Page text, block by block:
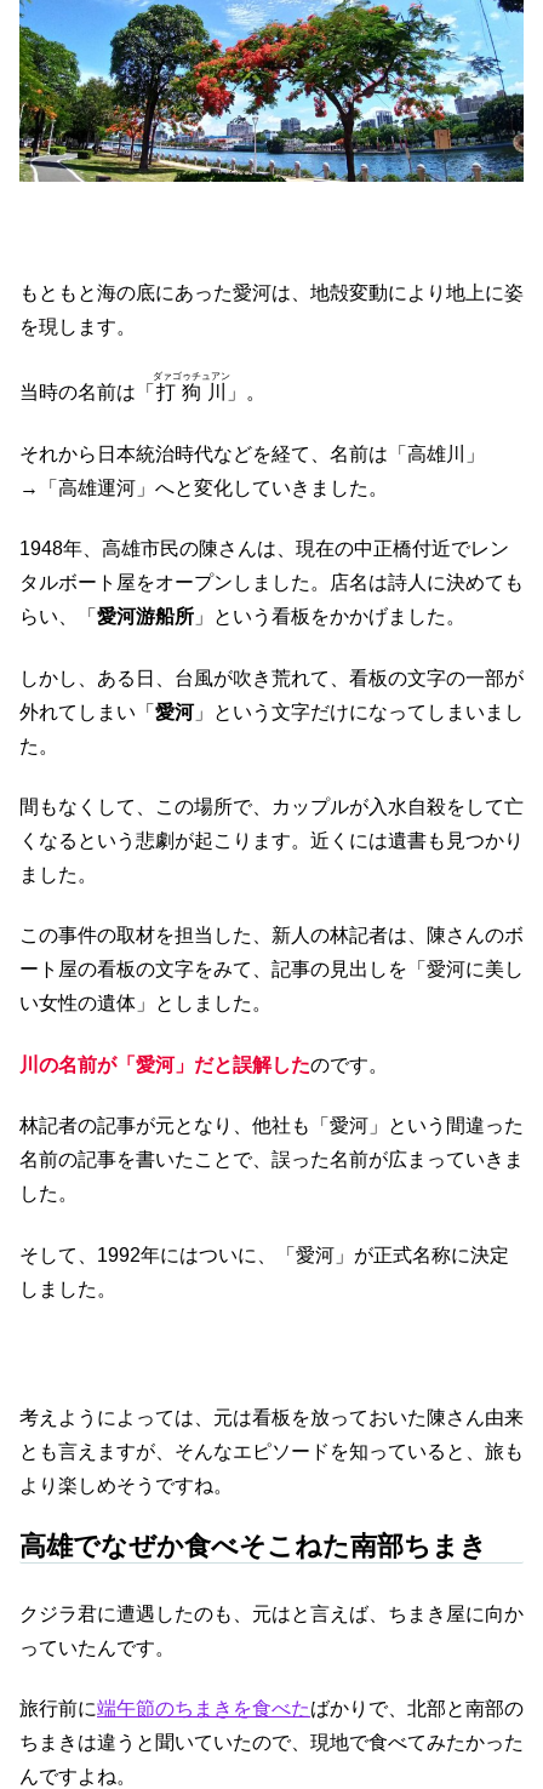
もともと海の底にあった愛河は、地殻変動により地上に姿
を現します。
当時の名前は「 打狗川
ダァゴゥチュアン
」。
それから日本統治時代などを経て、名前は「高雄川」
→「高雄運河」へと変化していきました。
1948年、高雄市民の陳さんは、現在の中正橋付近でレン
タルボート屋をオープンしました。店名は詩人に決めても
らい、「 愛河游船所 」という看板をかかげました。
しかし、ある日、台風が吹き荒れて、看板の文字の一部が
外れてしまい「 愛河」という文字だけになってしまいまし
た。
間もなくして、この場所で、カップルが入水自殺をして亡
くなるという悲劇が起こります。近くには遺書も見つかり
ました。
この事件の取材を担当した、新人の林記者は、陳さんのボ
ート屋の看板の文字をみて、記事の見出しを「愛河に美し
い女性の遺体」としました。
川の名前が「愛河」だと誤解したのです。
林記者の記事が元となり、他社も「愛河」という間違った
名前の記事を書いたことで、誤った名前が広まっていきま
した。
そして、1992年にはついに、「愛河」が正式名称に決定
しました。
考えようによっては、元は看板を放っておいた陳さん由来
とも言えますが、そんなエピソードを知っていると、旅も
より楽しめそうですね。
高雄でなぜか食べそこねた南部ちまき
クジラ君に遭遇したのも、元はと言えば、ちまき屋に向か
っていたんです。
旅行前に端午節のちまきを食べたばかりで、北部と南部の
ちまきは違うと聞いていたので、現地で食べてみたかった
んですよね。